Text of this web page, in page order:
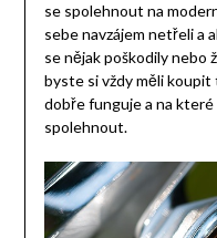
se spolehnout na
sebe navzájem netřeli a
se nějak poškodily nebo
byste si vždy měli
dobře funguje a na
spolehnout.